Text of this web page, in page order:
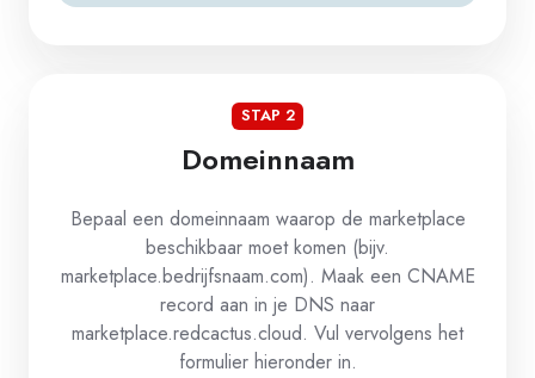
STAP 2
Domeinnaam
Bepaal een domeinnaam waarop de marketplace
beschikbaar moet komen (bijv.
marketplace.bedrijfsnaam.com). Maak een CNAME
record aan in je DNS naar
marketplace.redcactus.cloud. Vul vervolgens het
formulier hieronder in.